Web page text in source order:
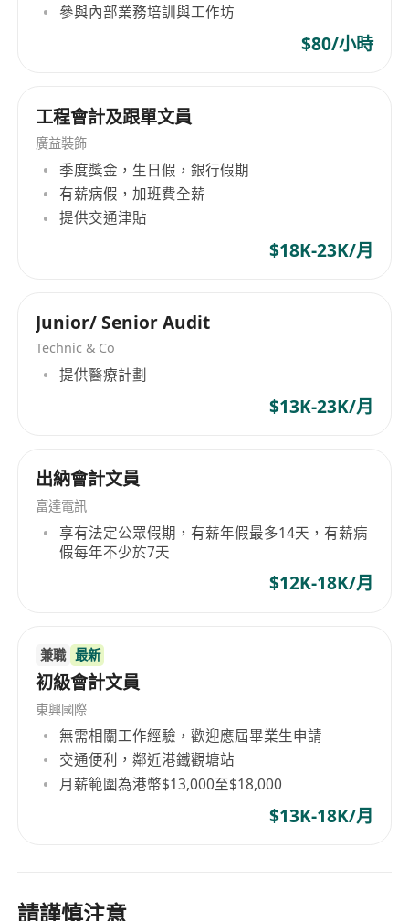
參與內部業務培訓與工作坊
$80/小時
工程會計及跟單文員
廣益裝飾
季度獎金，生日假，銀行假期
有薪病假，加班費全薪
提供交通津貼
$18K-23K/月
Junior/ Senior Audit
Technic & Co
提供醫療計劃
$13K-23K/月
出納會計文員
富達電訊
享有法定公眾假期，有薪年假最多14天，有薪病
假每年不少於7天
$12K-18K/月
兼職 最新
初級會計文員
東興國際
無需相關工作經驗，歡迎應屆畢業生申請
交通便利，鄰近港鐵觀塘站
月薪範圍為港幣$13,000至$18,000
$13K-18K/月
請謹慎注意